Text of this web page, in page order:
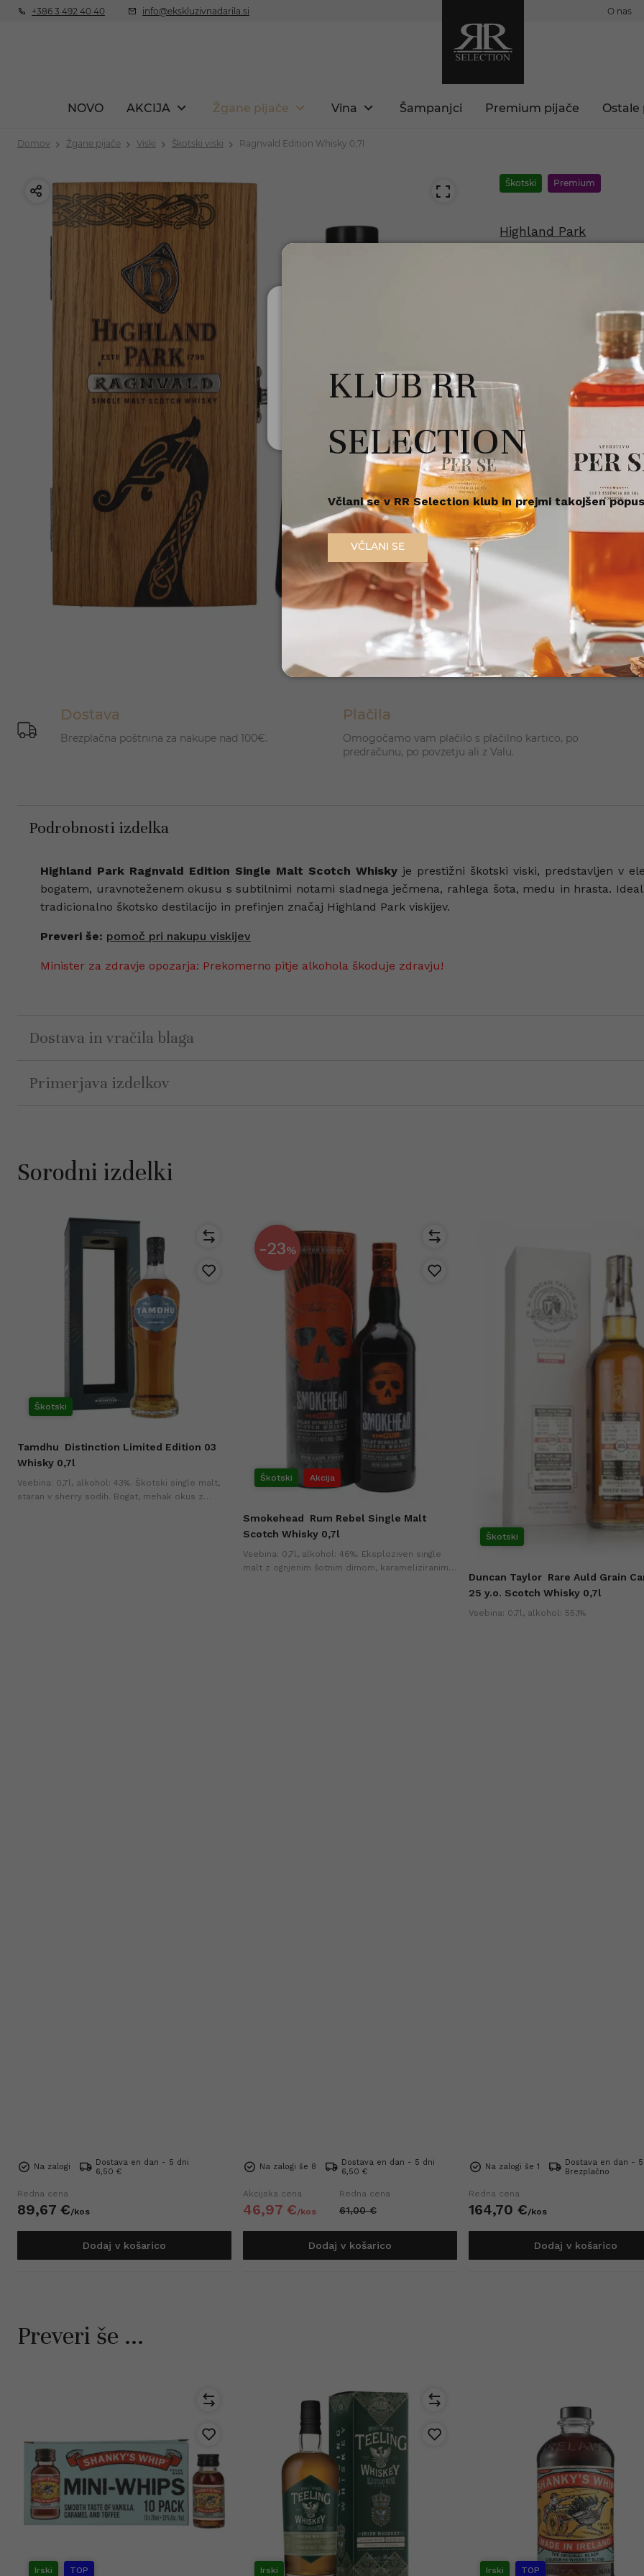
+386 3 492 40 40 info@ekskluzivnadarila.si O nas
NOVO AKCIJA Žgane pijače Vina Šampanjci Premium pijače Ostale
Domov Žgane pijače Viski Škotski viski Ragnvald Edition Whisky 0,7l
Škotski Premium
Highland Park
Vsebina: 0,7l, alkohol:
Bogat, uravnotežen okus
589, 26 €/kos
Na zalogi še 1
Priljubljeno
Dostava
Brezplačna poštnina za nakupe nad 100€.
Plačila
Omogočamo vam plačilo s plačilno kartico, po
predračunu, po povzetju ali z Valu.
Podrobnosti izdelka
Highland Park Ragnvald Edition Single Malt Scotch Whiskyje prestižni škotski viski, predstavljen v
bogatem, uravnoteženem okusu s subtilnimi notami sladnega ječmena, rahlega šota, medu in hrasta.
tradicionalno škotsko destilacijo in prefinjen značaj Highland Park viskijev.
Preveri še: pomoč pri nakupu viskijev
Minister za zdravje opozarja: Prekomerno pitje alkohola škoduje zdravju!
Dostava in vračila blaga
Primerjava izdelkov
Sorodni izdelki
Škotski
Tamdhu
Distinction Limited Edition 03
Whisky 0,7l
Vsebina: 0,7l, alkohol: 43%. Škotski single malt,
staran v sherry sodih. Bogat, mehak okus z
Na zalogi
Dostava en dan - 5 dni
6,50 €
Redna cena
89,67 €/kos
Dodaj v košarico
-23%
Škotski Akcija
Smokehead
Rum Rebel Single Malt
Scotch Whisky 0,7l
Vsebina: 0,7l, alkohol: 46%. Eksploziven single
malt z ognjenim šotnim dimom, karameliziranim
Na zalogi še 8
Dostava en dan - 5 dni
6,50 €
Akcijska cena
46,97 €/kos
Redna cena
61,00 €
Dodaj v košarico
Škotski
Duncan Taylor Rare Auld Grain
25 y.o. Scotch Whisky 0,7l
Vsebina: 0,7l, alkohol: 55,1%
Na zalogi še 1
Dostava en dan -
Brezplačno
Redna cena
164,70 €/kos
Dodaj v košarico
Preveri še ...
Irski TOP Irski Irski TOP
Minister za zdravje opozarja: Prekomerno pitje alkohola škoduje zdravju!.
Nisem polnoleten Sem polnoleten (18+)
KLUB RR
SELECTION
Včlani se v RR Selection klub in prejmi takojšen
VČLANI SE